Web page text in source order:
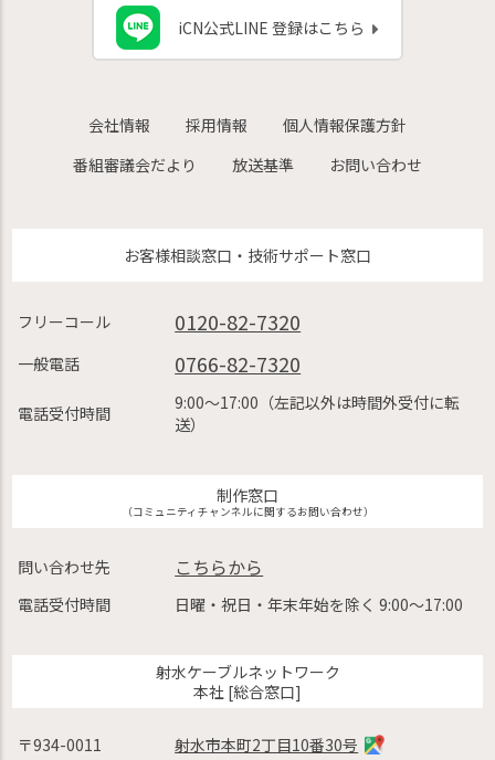
iCN公式LINE 登録はこちら
会社情報 採用情報
個人情報保護方針
番組審議会だより
放送基準 お問い合わせ
お客様相談窓口・技術サポート窓口
フリーコール 0120-82-7320
一般電話 0766-82-7320
電話受付時間
9:00〜17:00（左記以外は時間外受付に転
送）
制作窓口
（コミュニティチャンネルに関するお問い合わせ）
問い合わせ先 こちらから
電話受付時間 日曜・祝日・年末年始を除く 9:00〜17:00
射水ケーブルネットワーク
本社 [総合窓口]
〒934-0011 射水市本町2丁目10番30号